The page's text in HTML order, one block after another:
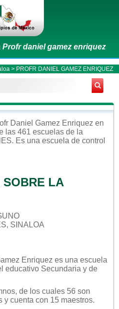
daniel gamez enriquez
> PROFR DANIEL GAMEZ ENRIQUEZ
Daniel Gamez Enriquez en
las 461 escuelas de la
. Es una escuela de control
SOBRE LA
SINALOA
Enriquez es una escuela
educativo Secundaria y de
de los cuales 56 son
y cuenta con 15 maestros.